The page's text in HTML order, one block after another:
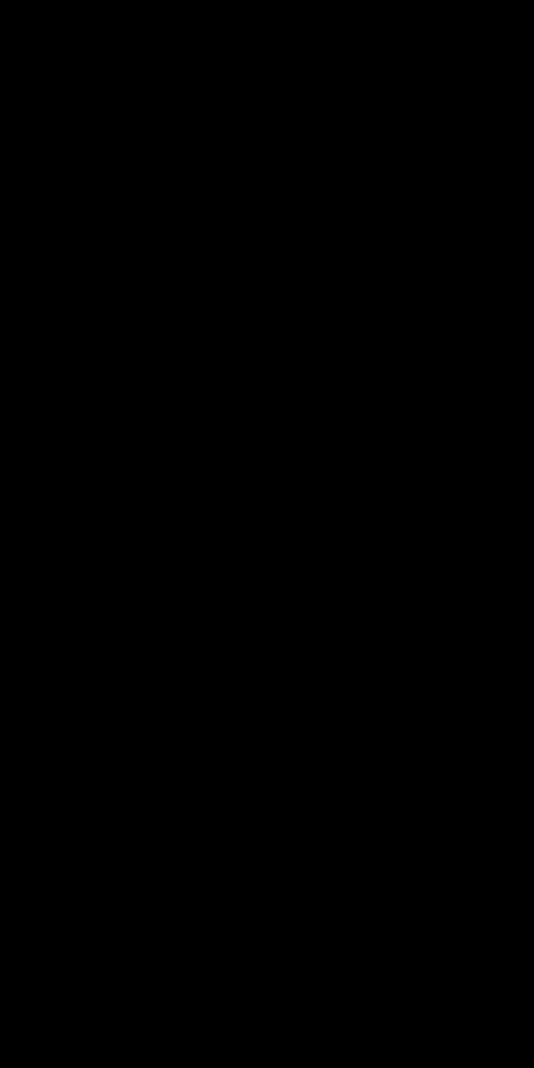
|__
o/
/)
|__
o/
/)
|__
o/
/)
o _
/\
/ |
o
/|\
/ \
/  o
/|\
/ \
o /
o /
o /
|
|  /
/\
(\
__
|
|_
o/
/)
/
/
|__
o/
/)
__
|__
o/
/)
(\
__
(\
o /
|
/ \
|__
__
(\